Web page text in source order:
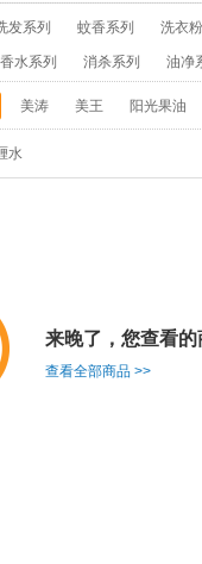
发系列 蚊香系列 洗衣
香水系列 消杀系列 油净
污系列 玻璃/地板/清洁系
固发定型系列 染发系列
列
美涛 美王 阳光果油
水
来晚了，您查看
查看全部商品 >>